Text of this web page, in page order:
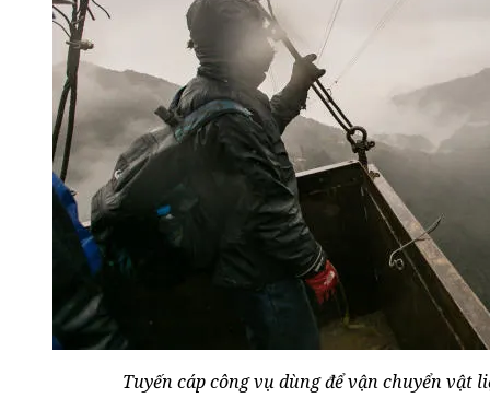
Tuyến cáp công vụ dùng để vận chuyển vật